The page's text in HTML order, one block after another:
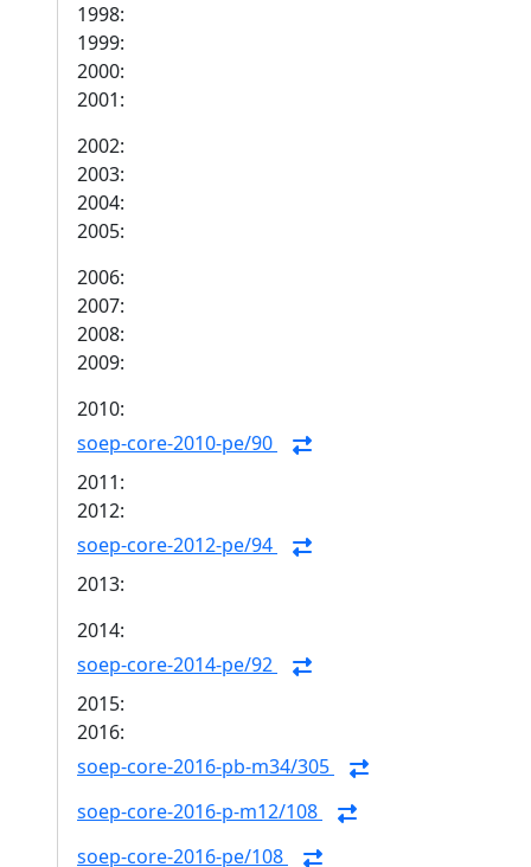
1998:
1999:
2000:
2001:
2002:
2003:
2004:
2005:
2006:
2007:
2008:
2009:
2010:
soep-core-2010-pe/90
2011:
2012:
soep-core-2012-pe/94
2013:
2014:
soep-core-2014-pe/92
2015:
2016:
soep-core-2016-pb-m34/305
soep-core-2016-p-m12/108
soep-core-2016-pe/108